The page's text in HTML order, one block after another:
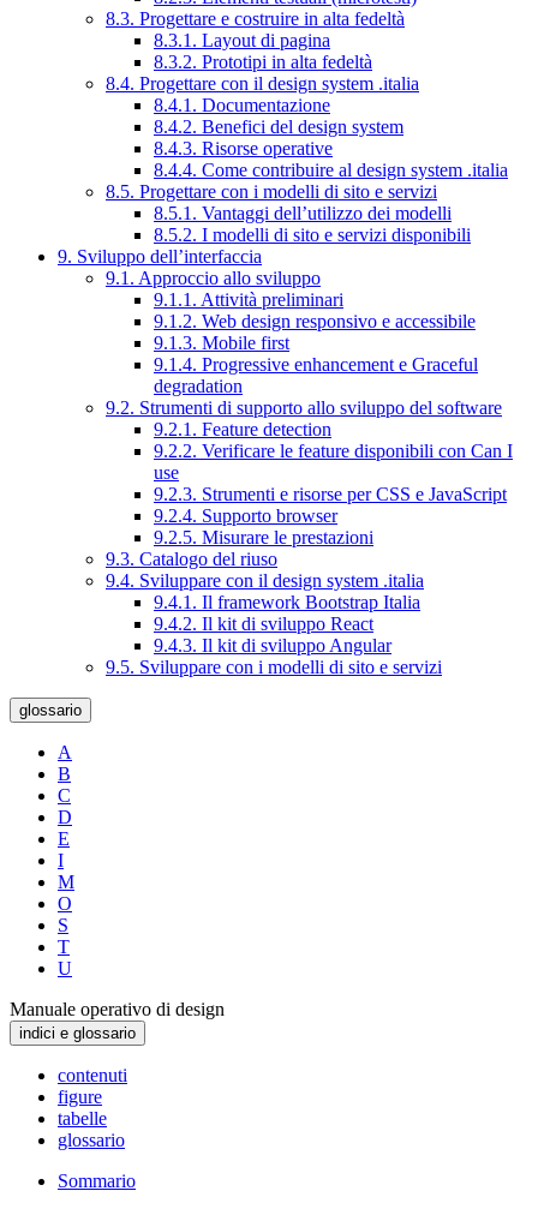
8.3. Progettare e costruire in alta fedeltà
8.3.1. Layout di pagina
8.3.2. Prototipi in alta fedeltà
8.4. Progettare con il design system .italia
8.4.1. Documentazione
8.4.2. Benefici del design system
8.4.3. Risorse operative
8.4.4. Come contribuire al design system .italia
8.5. Progettare con i modelli di sito e servizi
8.5.1. Vantaggi dell’utilizzo dei modelli
8.5.2. I modelli di sito e servizi disponibili
9. Sviluppo dell’interfaccia
9.1. Approccio allo sviluppo
9.1.1. Attività preliminari
9.1.2. Web design responsivo e accessibile
9.1.3. Mobile first
9.1.4. Progressive enhancement e Graceful
degradation
9.2. Strumenti di supporto allo sviluppo del software
9.2.1. Feature detection
9.2.2. Verificare le feature disponibili con Can I
use
9.2.3. Strumenti e risorse per CSS e JavaScript
9.2.4. Supporto browser
9.2.5. Misurare le prestazioni
9.3. Catalogo del riuso
9.4. Sviluppare con il design system .italia
9.4.1. Il framework Bootstrap Italia
9.4.2. Il kit di sviluppo React
9.4.3. Il kit di sviluppo Angular
9.5. Sviluppare con i modelli di sito e servizi
glossario
A
B
C
D
E
I
M
O
S
T
U
Manuale operativo di design
indici e glossario
contenuti
figure
tabelle
glossario
Sommario